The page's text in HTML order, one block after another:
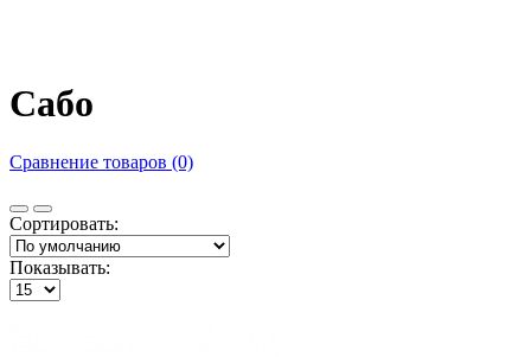
Сабо
Сравнение товаров (0)
Сортировать:
Показывать: